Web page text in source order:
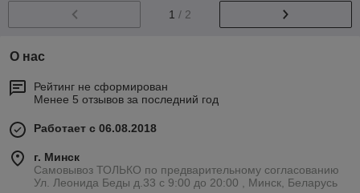
1 / 2
О нас
Рейтинг не сформирован
Менее 5 отзывов за последний год
Работает с 06.08.2018
г. Минск
Самовывоз ТОЛЬКО по предварительному согласованию
Ул. Леонида Беды д.33 с 9:00 до 20:00 , Минск, Беларусь